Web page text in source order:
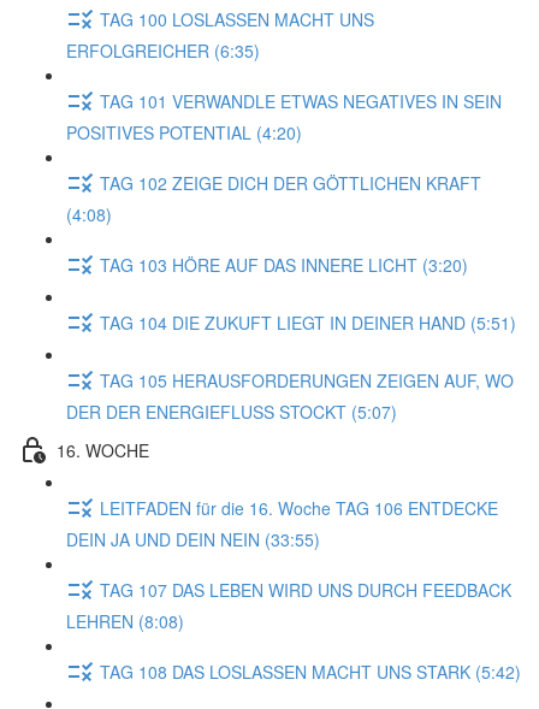
TAG 100 LOSLASSEN MACHT UNS
ERFOLGREICHER (6:35)
TAG 101 VERWANDLE ETWAS NEGATIVES IN SEIN
POSITIVES POTENTIAL (4:20)
TAG 102 ZEIGE DICH DER GÖTTLICHEN KRAFT
(4:08)
TAG 103 HÖRE AUF DAS INNERE LICHT (3:20)
TAG 104 DIE ZUKUFT LIEGT IN DEINER HAND (5:51)
TAG 105 HERAUSFORDERUNGEN ZEIGEN AUF, WO
DER DER ENERGIEFLUSS STOCKT (5:07)
16. WOCHE
LEITFADEN für die 16. Woche TAG 106 ENTDECKE
DEIN JA UND DEIN NEIN (33:55)
TAG 107 DAS LEBEN WIRD UNS DURCH FEEDBACK
LEHREN (8:08)
TAG 108 DAS LOSLASSEN MACHT UNS STARK (5:42)